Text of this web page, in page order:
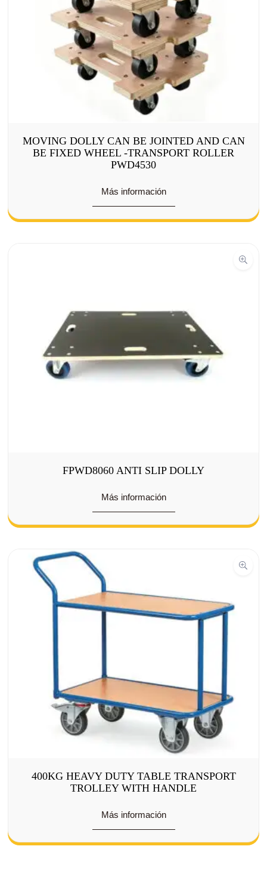
MOVING DOLLY CAN BE JOINTED AND CAN
BE FIXED WHEEL -TRANSPORT ROLLER
PWD4530
Más información
FPWD8060 ANTI SLIP DOLLY
Más información
400KG HEAVY DUTY TABLE TRANSPORT
TROLLEY WITH HANDLE
Más información